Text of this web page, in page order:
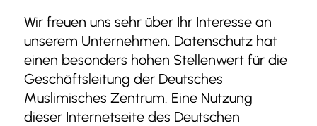
Wir freuen uns sehr über Ihr Interesse an
unserem Unternehmen. Datenschutz hat
einen besonders hohen Stellenwert für die
Geschäftsleitung der Deutsches
Muslimisches Zentrum. Eine Nutzung
dieser Internetseite des Deutschen